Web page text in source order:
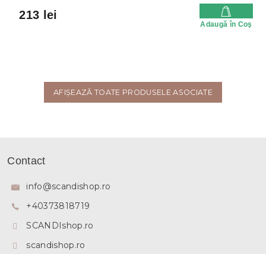
213 lei
Adaugă în Coş
AFIŞEAZĂ TOATE PRODUSELE ASOCIATE
Contact
info@scandishop.ro
+40373818719
SCANDIshop.ro
scandishop.ro